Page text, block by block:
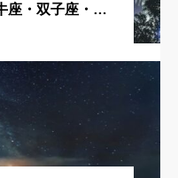
座・双子座・蟹